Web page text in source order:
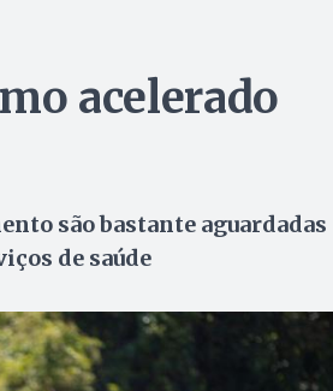
acelerado
são bastante aguardadas
de saúde